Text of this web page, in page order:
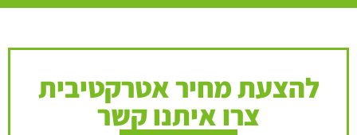
להצעת מחיר אטרקטיבית
צרו איתנו קשר